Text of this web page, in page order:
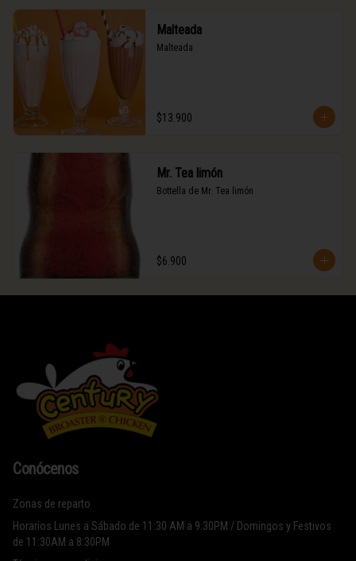
Malteada
Malteada
$13.900
Mr. Tea limón
Bottella de Mr. Tea limón
$6.900
Conócenos
Zonas de reparto
Horarios Lunes a Sábado de 11:30 AM a 9:30PM / Domingos y Festivos
de 11:30AM a 8:30PM